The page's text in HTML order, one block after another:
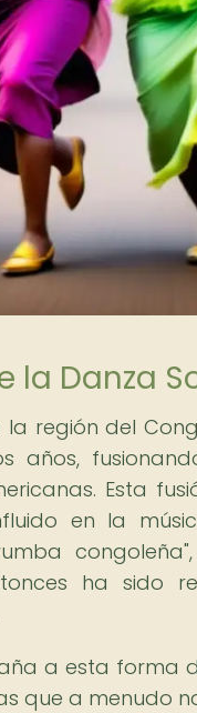
la Danza
la región del
Esta
en la
ha sido
a esta forma
que a menudo